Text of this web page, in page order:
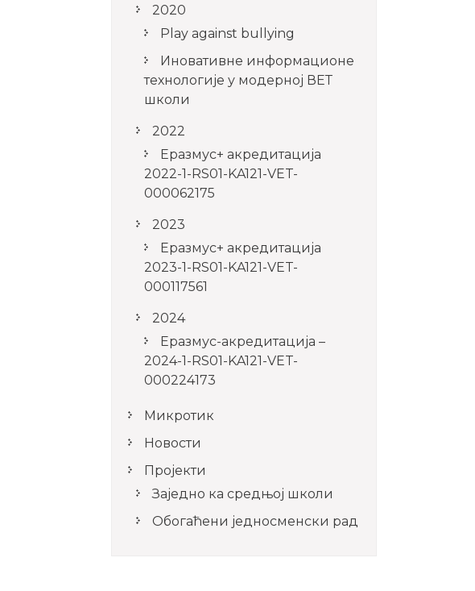
2020
Play against bullying
Иновативне информационе
технологије у модерној ВЕТ
школи
2022
Еразмус+ акредитација
2022-1-RS01-KA121-VET-
000062175
2023
Еразмус+ акредитација
2023-1-RS01-KA121-VET-
000117561
2024
Еразмус-акредитација –
2024-1-RS01-KA121-VET-
000224173
Микротик
Новости
Пројекти
Заједно ка средњој школи
Обогаћени једносменски рад